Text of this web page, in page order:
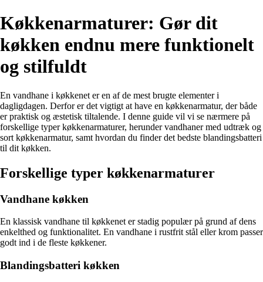
Køkkenarmaturer: Gør dit
køkken endnu mere funktionelt
og stilfuldt
En vandhane i køkkenet er en af de mest brugte elementer i
dagligdagen. Derfor er det vigtigt at have en køkkenarmatur, der både
er praktisk og æstetisk tiltalende. I denne guide vil vi se nærmere på
forskellige typer køkkenarmaturer, herunder vandhaner med udtræk og
sort køkkenarmatur, samt hvordan du finder det bedste blandingsbatteri
til dit køkken.
Forskellige typer køkkenarmaturer
Vandhane køkken
En klassisk vandhane til køkkenet er stadig populær på grund af dens
enkelthed og funktionalitet. En vandhane i rustfrit stål eller krom passer
godt ind i de fleste køkkener.
Blandingsbatteri køkken